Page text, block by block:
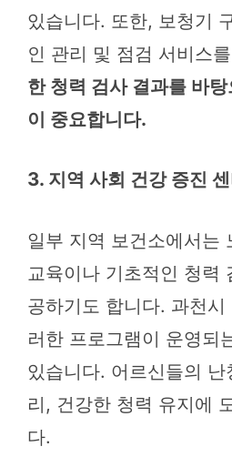
있습니다. 또한, 보청기
인 관리 및 점검 서비스
한 청력 검사 결과를 바
이 중요합니다.
3. 지역 사회 건강 증진
일부 지역 보건소에서는
교육이나 기초적인 청력
공하기도 합니다. 과천시
러한 프로그램이 운영되
있습니다. 어르신들의
리, 건강한 청력 유지에
다.